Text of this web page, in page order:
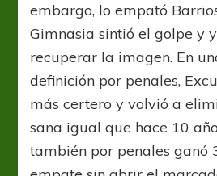
embargo, lo empató
Gimnasia sintió el golpe y
recuperar la imagen. En
definición por penales,
más certero y volvió a
sana igual que hace 10
también por penales ganó